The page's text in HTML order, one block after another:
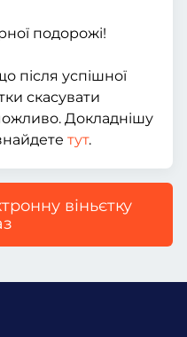
подорожі!
після успішної
скасувати
Докладнішу
тут.
віньєтку